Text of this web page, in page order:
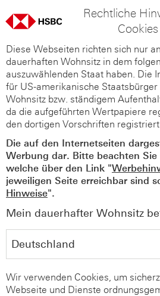
Rechtliche
Cookies
Diese Webseiten richten sich nur
dauerhaften Wohnsitz in dem
auszuwählenden Staat haben. Die
für US-amerikanische
Wohnsitz bzw. ständigem
da die aufgeführten Wertpapiere
den dortigen Vorschriften
Die auf den Internetseiten
Werbung dar. Bitte beachten
welche über den Link "
jeweiligen Seite erreichbar sind
Hinweise".
Mein dauerhafter Wohnsitz
Wir verwenden Cookies, um
Webseite und Dienste